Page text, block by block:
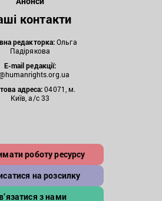
контакти
редакторка:Ольга
Падірякова
E-mail редакції:
адреса:04071, м.
Київ, а/с 33
роботу ресурсу
на розсилку
з нами